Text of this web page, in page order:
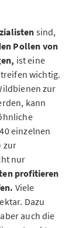
sind,
Pollen von
ist eine
wichtig.
zur
kann
einzelnen
zur
nur
profitieren
Viele
Dazu
auch die